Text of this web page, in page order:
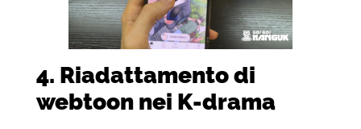
4. Riadattamento di
webtoon nei K-drama